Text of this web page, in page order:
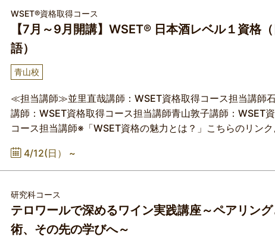
とで、知識・感覚・表現の三位一体
WSET®資格取得コース
【7月～9月開講】WSET® 日本酒レベル１資格
語）
青山校
≪担当講師≫並里直哉講師：WSET資格取得コース担当講師
講師：WSET資格取得コース担当講師青山敦子講師：WSET
コース担当講師※「WSET資格の魅力とは？」こちらのリンク
里講師クラス）​≪学習要項（カリキュラム）≫・日本酒造りの
な原則・日本酒の主な区分と分類・日本酒の提供方法・日本
に影響を与える要素・日本酒と料理・WSET
4/12(日） ~
研究科コース
テロワールで深めるワイン実践講座～ペアリング
術、その先の学びへ～